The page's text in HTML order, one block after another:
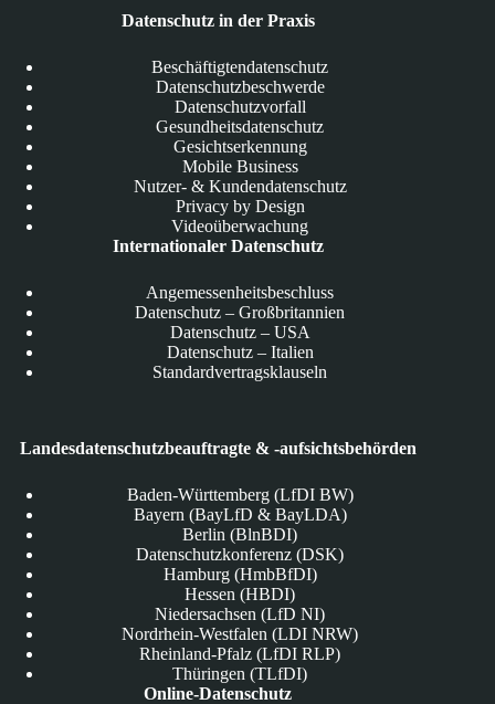
Datenschutz in der Praxis
Beschäftigtendatenschutz
Datenschutzbeschwerde
Datenschutzvorfall
Gesundheitsdatenschutz
Gesichtserkennung
Mobile Business
Nutzer- & Kundendatenschutz
Privacy by Design
Videoüberwachung
Internationaler Datenschutz
Angemessenheitsbeschluss
Datenschutz – Großbritannien
Datenschutz – USA
Datenschutz – Italien
Standardvertragsklauseln
Landesdatenschutzbeauftragte & -aufsichtsbehörden
Baden-Württemberg (LfDI BW)
Bayern (BayLfD & BayLDA)
Berlin (BlnBDI)
Datenschutzkonferenz (DSK)
Hamburg (HmbBfDI)
Hessen (HBDI)
Niedersachsen (LfD NI)
Nordrhein-Westfalen (LDI NRW)
Rheinland-Pfalz (LfDI RLP)
Thüringen (TLfDI)
Online-Datenschutz